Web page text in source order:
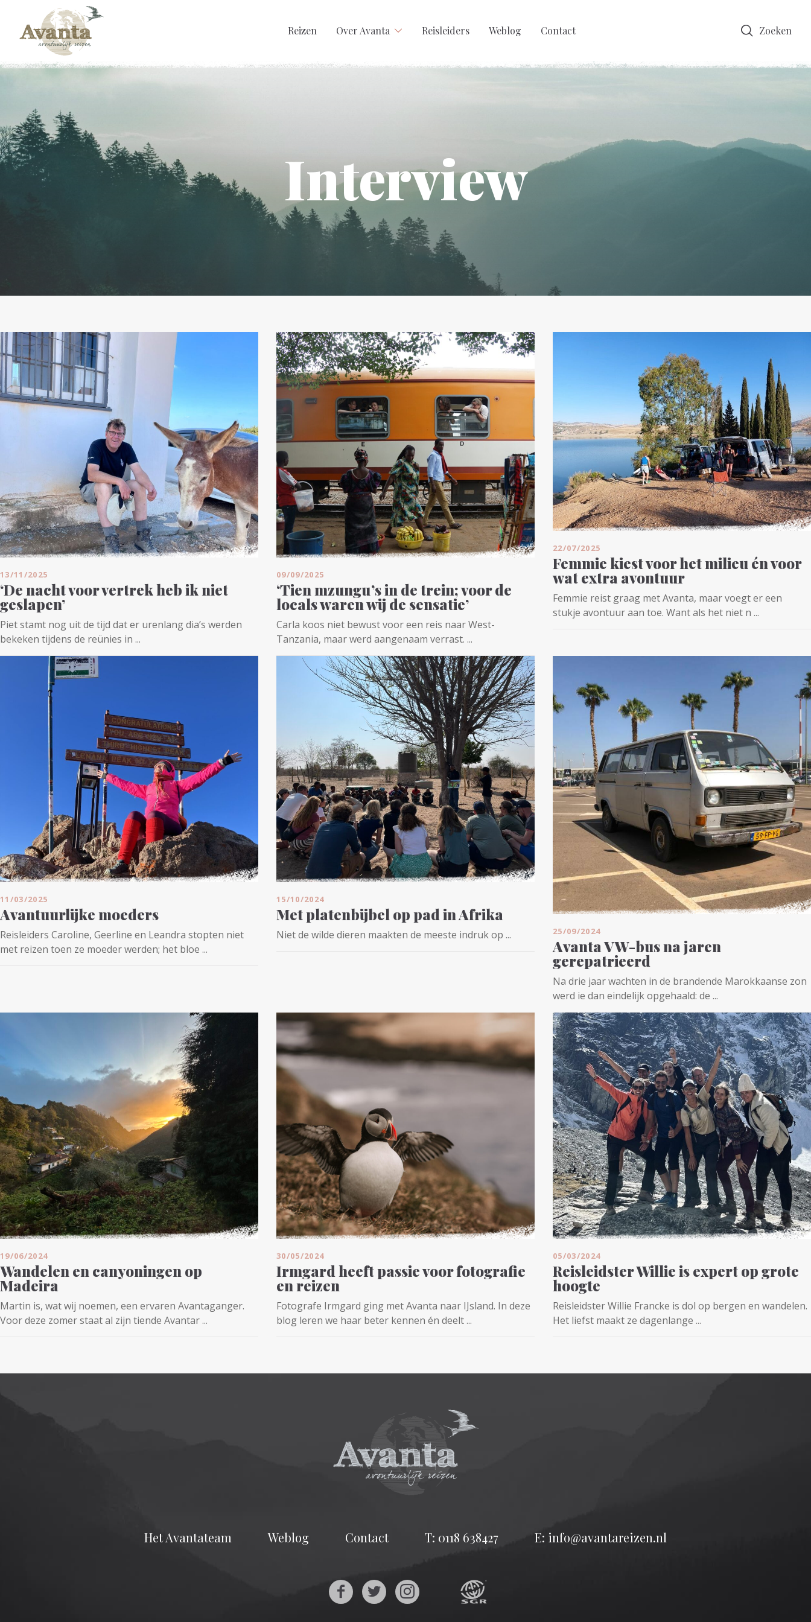
Reizen Over Avanta Reisleiders Weblog Contact Zoeken
Interview
13/11/2025
‘De nacht voor vertrek heb ik niet
geslapen’
Piet stamt nog uit de tijd dat er urenlang dia’s werden
bekeken tijdens de reünies in ...
09/09/2025
‘Tien mzungu’s in de trein; voor de
locals waren wij de sensatie’
Carla koos niet bewust voor een reis naar West-
Tanzania, maar werd aangenaam verrast. ...
22/07/2025
Femmie kiest voor het milieu én voor
wat extra avontuur
Femmie reist graag met Avanta, maar voegt er een
stukje avontuur aan toe. Want als het niet n ...
11/03/2025
Avantuurlijke moeders
Reisleiders Caroline, Geerline en Leandra stopten niet
met reizen toen ze moeder werden; het bloe ...
15/10/2024
Met platenbijbel op pad in Afrika
Niet de wilde dieren maakten de meeste indruk op ... 25/09/2024
Avanta VW-bus na jaren
gerepatrieerd
Na drie jaar wachten in de brandende Marokkaanse zon
werd ie dan eindelijk opgehaald: de ...
19/06/2024
Wandelen en canyoningen op
Madeira
Martin is, wat wij noemen, een ervaren Avantaganger.
Voor deze zomer staat al zijn tiende Avantar ...
30/05/2024
Irmgard heeft passie voor fotografie
en reizen
Fotografe Irmgard ging met Avanta naar IJsland. In deze
blog leren we haar beter kennen én deelt ...
05/03/2024
Reisleidster Willie is expert op grote
hoogte
Reisleidster Willie Francke is dol op bergen en wandelen.
Het liefst maakt ze dagenlange ...
Het Avantateam Weblog Contact T: 0118 638427 E: info@avantareizen.nl